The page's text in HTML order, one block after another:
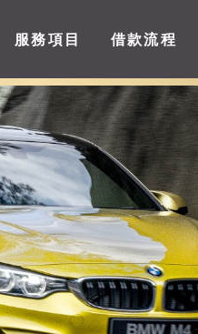
服務項目 借款流程